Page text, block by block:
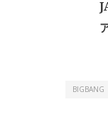
BIGBANG